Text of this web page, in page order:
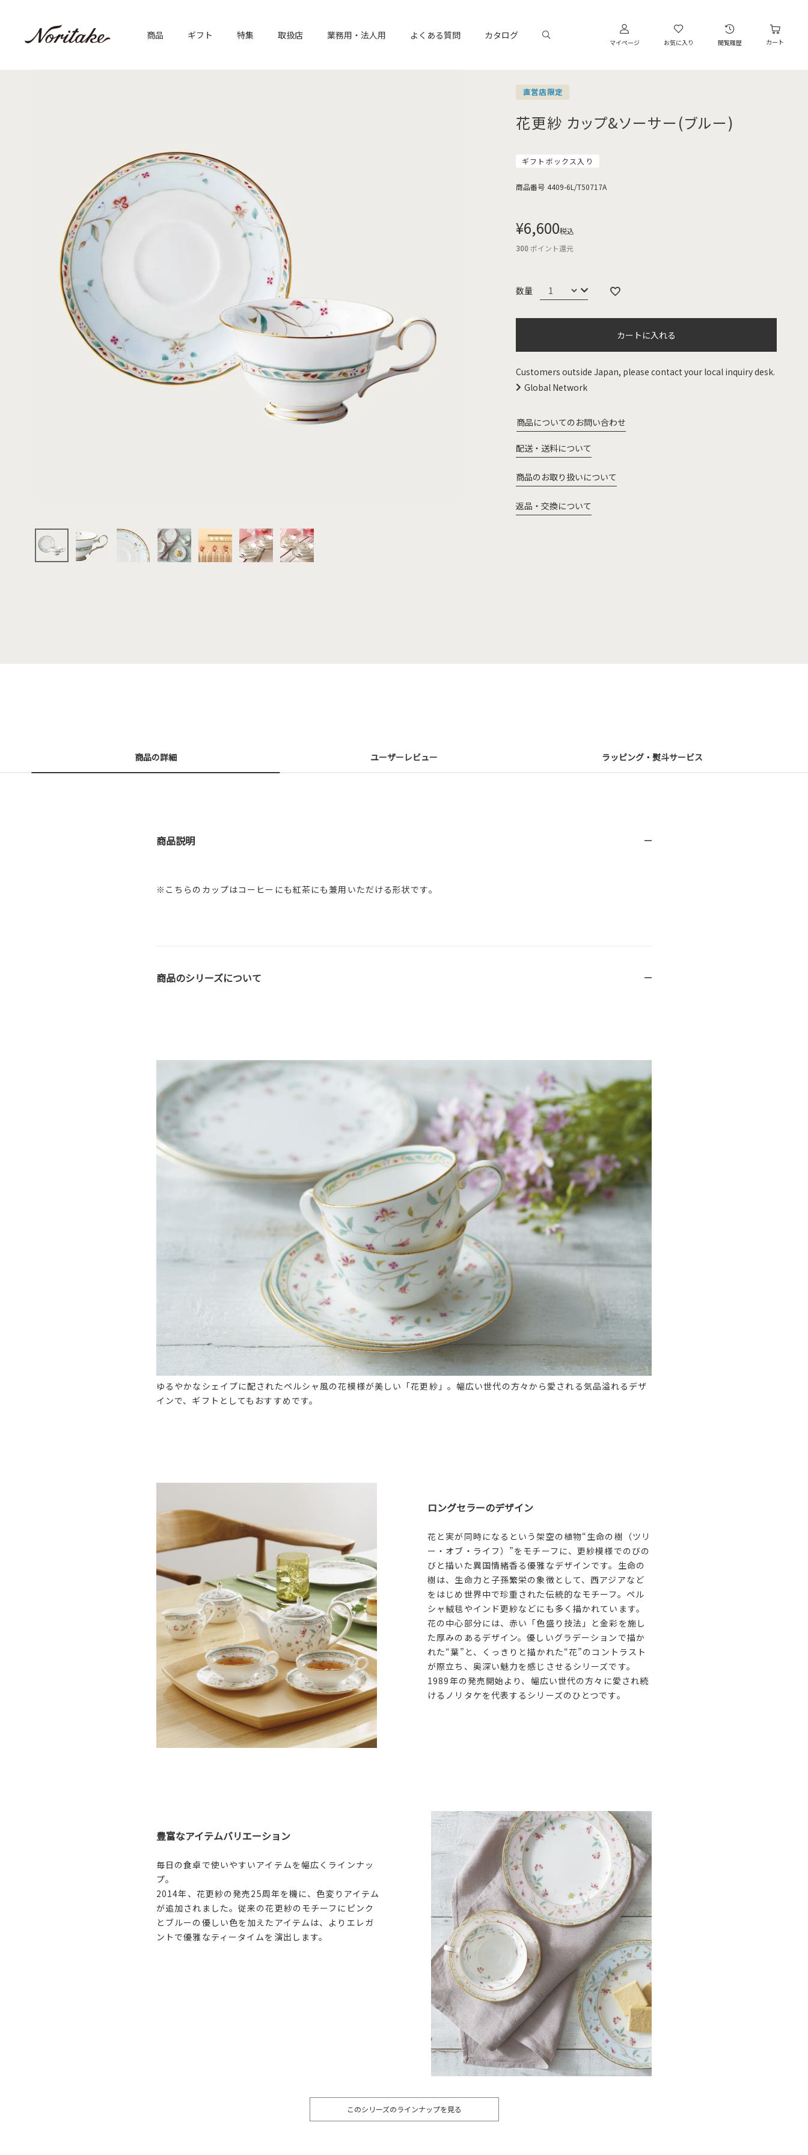
商品 ギフト 特集 取扱店 業務用・法人用 よくある質問 カタログ
マイページ お気に入り 閲覧履歴 カート
直営店限定
花更紗 カップ&ソーサー(ブルー)
ギフトボックス入り
商品番号 4409-6L/T50717A
¥6,600税込
300ポイント還元
カートに入れる
Customers outside Japan, please contact your local inquiry desk.
Global Network
商品についてのお問い合わせ
配送・送料について
商品のお取り扱いについて
返品・交換について
商品の詳細 ユーザーレビュー ラッピング・熨斗サービス
商品説明
※こちらのカップはコーヒーにも紅茶にも兼用いただける形状です。
商品のシリーズについて
ゆるやかなシェイプに配されたペルシャ風の花模様が美しい「花更紗」。幅広い世代の方々から愛される気品溢れるデザ
インで、ギフトとしてもおすすめです。
ロングセラーのデザイン
花と実が同時になるという架空の植物“生命の樹（ツリ
ー・オブ・ライフ）”をモチーフに、更紗模様でのびの
びと描いた異国情緒香る優雅なデザインです。生命の
樹は、生命力と子孫繁栄の象徴として、西アジアなど
をはじめ世界中で珍重された伝統的なモチーフ。ペル
シャ絨毯やインド更紗などにも多く描かれています。
花の中心部分には、赤い「色盛り技法」と金彩を施し
た厚みのあるデザイン。優しいグラデーションで描か
れた“葉”と、くっきりと描かれた“花”のコントラスト
が際立ち、奥深い魅力を感じさせるシリーズです。
1989年の発売開始より、幅広い世代の方々に愛され続
けるノリタケを代表するシリーズのひとつです。
豊富なアイテムバリエーション
毎日の食卓で使いやすいアイテムを幅広くラインナッ
プ。
2014年、花更紗の発売25周年を機に、色変りアイテム
が追加されました。従来の花更紗のモチーフにピンク
とブルーの優しい色を加えたアイテムは、よりエレガ
ントで優雅なティータイムを演出します。
このシリーズのラインナップを見る